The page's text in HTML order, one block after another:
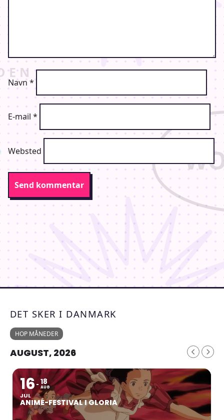
Navn *
E-mail *
Websted
DET SKER I DANMARK
HOP MÅNEDER
AUGUST, 2026
16
JUL
18
AUG
ANIMÉ-FESTIVAL I GLORIA